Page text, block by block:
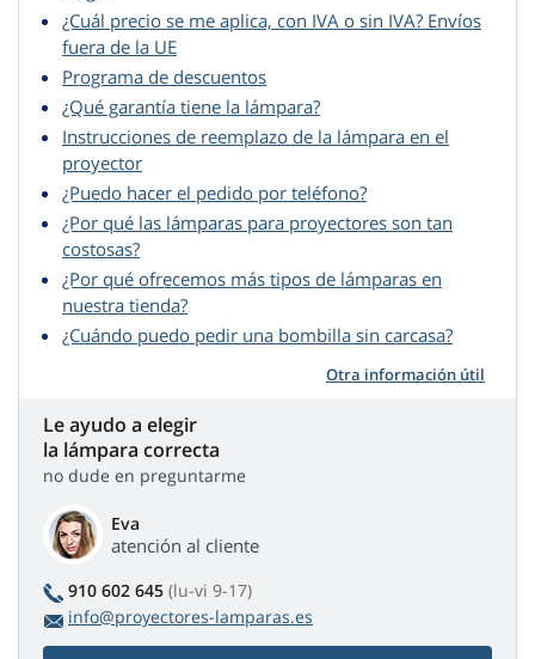
¿Cuál precio se me aplica, con IVA o sin IVA? Envíos
fuera de la UE
Programa de descuentos
¿Qué garantía tiene la lámpara?
Instrucciones de reemplazo de la lámpara en el
proyector
¿Puedo hacer el pedido por teléfono?
¿Por qué las lámparas para proyectores son tan
costosas?
¿Por qué ofrecemos más tipos de lámparas en
nuestra tienda?
¿Cuándo puedo pedir una bombilla sin carcasa?
Otra información útil
Le ayudo a elegir
la lámpara correcta
no dude en preguntarme
Eva
atención al cliente
910 602 645 (lu-vi 9-17)
info@proyectores-lamparas.es